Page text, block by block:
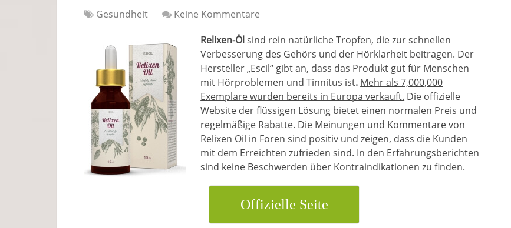
Gesundheit
Keine Kommentare
Relixen-Ölsind rein natürliche Tropfen, die zur schnellen
Verbesserung des Gehörs und der Hörklarheit beitragen. Der
Hersteller „Escil“ gibt an, dass das Produkt gut für Menschen
mit Hörproblemen und Tinnitus ist. Mehr als 7,000,000
Exemplare wurden bereits in Europa verkauft. Die offizielle
Website der flüssigen Lösung bietet einen normalen Preis und
regelmäßige Rabatte. Die Meinungen und Kommentare von
Relixen Oil in Foren sind positiv und zeigen, dass die Kunden
mit dem Erreichten zufrieden sind. In den Erfahrungsberichten
sind keine Beschwerden über Kontraindikationen zu finden.
Offizielle Seite